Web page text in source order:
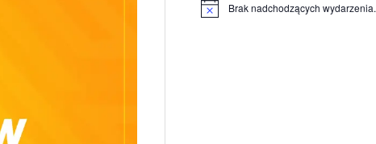
Powiadomienie
Brak nadchodzących wydarzenia.